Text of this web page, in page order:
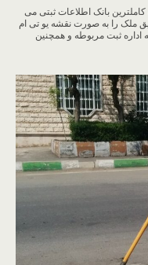
بانک اطلاعات ثبتی می
ملک را به صورت نقشه یو تی ام
اداره ثبت مربوطه و همچنین